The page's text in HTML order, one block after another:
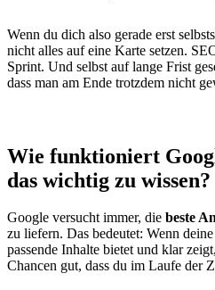
Wenn du dich also gerade erst
nicht alles auf eine Karte setzen.
Sprint. Und selbst auf lange Frist
dass man am Ende trotzdem nicht
Wie funktioniert
das wichtig zu wissen?
Google versucht immer, die beste
zu liefern. Das bedeutet: Wenn
passende Inhalte bietet und klar
Chancen gut, dass du im Laufe der